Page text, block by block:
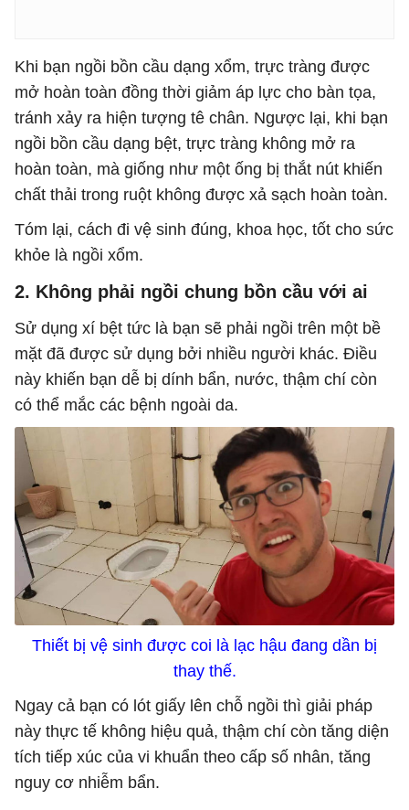
Khi bạn ngồi bồn cầu dạng xổm, trực tràng được
mở hoàn toàn đồng thời giảm áp lực cho bàn tọa,
tránh xảy ra hiện tượng tê chân. Ngược lại, khi bạn
ngồi bồn cầu dạng bệt, trực tràng không mở ra
hoàn toàn, mà giống như một ống bị thắt nút khiến
chất thải trong ruột không được xả sạch hoàn toàn.
Tóm lại, cách đi vệ sinh đúng, khoa học, tốt cho sức
khỏe là ngồi xổm.
2. Không phải ngồi chung bồn cầu với ai
Sử dụng xí bệt tức là bạn sẽ phải ngồi trên một bề
mặt đã được sử dụng bởi nhiều người khác. Điều
này khiến bạn dễ bị dính bẩn, nước, thậm chí còn
có thể mắc các bệnh ngoài da.
Thiết bị vệ sinh được coi là lạc hậu đang dần bị
thay thế.
Ngay cả bạn có lót giấy lên chỗ ngồi thì giải pháp
này thực tế không hiệu quả, thậm chí còn tăng diện
tích tiếp xúc của vi khuẩn theo cấp số nhân, tăng
nguy cơ nhiễm bẩn.